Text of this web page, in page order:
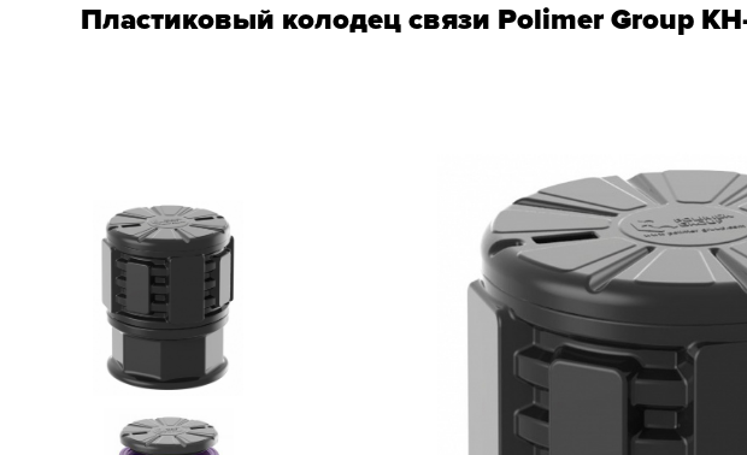
Пластиковый колодец связи Polimer Group